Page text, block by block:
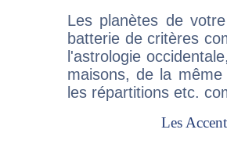
Les planètes de
batterie de critères
l'astrologie
maisons, de la
les répartitions etc.